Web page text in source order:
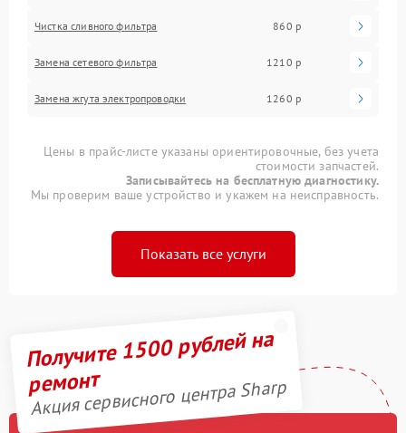
Чистка сливного фильтра 860 р
Замена сетевого фильтра 1210 р
Замена жгута электропроводки 1260 р
Цены в прайс-листе указаны ориентировочные, без учета
стоимости запчастей.
Записывайтесь на бесплатную диагностику.
Мы проверим ваше устройство и укажем на неисправность.
Показать все услуги
Получите 1500 рублей на
ремонт
Акция сервисного центра Sharp